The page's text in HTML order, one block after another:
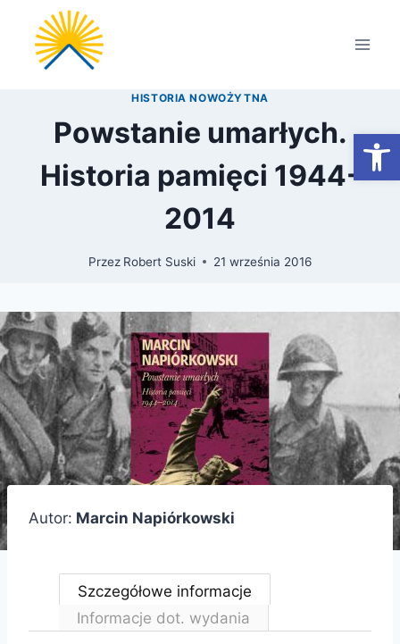
Przejdź
treści
HISTORIA NOWOŻYTNA
Powstanie umarłych.
Historia pamięci 1944-
2014
Przez Robert Suski 21 września 2016
Autor: Marcin Napiórkowski
Szczegółowe informacje
Informacje dot. wydania